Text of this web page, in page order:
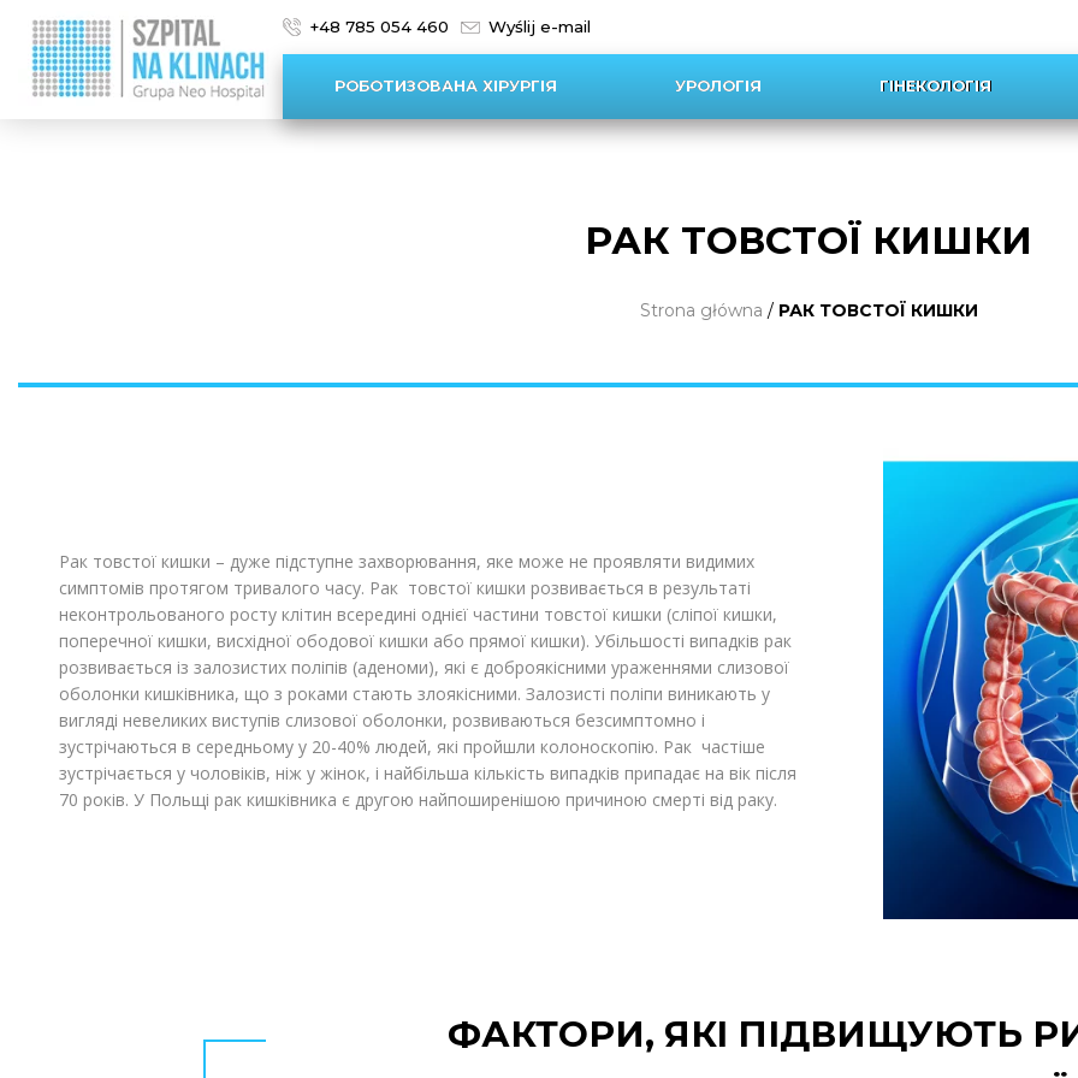
+48 785 054 460 Wyślij e-mail
РОБОТИЗОВАНА ХІРУРГІЯ УРОЛОГІЯ ГІНЕКОЛОГІЯ
РАК ТОВСТОЇ КИШКИ
Strona główna / РАК ТОВСТОЇ КИШКИ
Рак товстої кишки – дуже підступне захворювання, яке може не проявляти видимих
симптомів протягом тривалого часу. Рак товстої кишки розвивається в результаті
неконтрольованого росту клітин всередині однієї частини товстої кишки (сліпої кишки,
поперечної кишки, висхідної ободової кишки або прямої кишки). Убільшості випадків рак
розвивається із залозистих поліпів (аденоми), які є доброякісними ураженнями слизової
оболонки кишківника, що з роками стають злоякісними. Залозисті поліпи виникають у
вигляді невеликих виступів слизової оболонки, розвиваються безсимптомно і
зустрічаються в середньому у 20-40% людей, які пройшли колоноскопію. Рак частіше
зустрічається у чоловіків, ніж у жінок, і найбільша кількість випадків припадає на вік після
70 років. У Польщі рак кишківника є другою найпоширенішою причиною смерті від раку.
ФАКТОРИ, ЯКІ ПІДВИЩУЮТЬ